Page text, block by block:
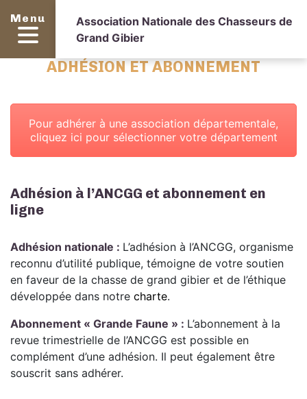
Menu
Association Nationale des Chasseurs de
Grand Gibier
ADHÉSION ET ABONNEMENT
Pour adhérer à une association départementale,
cliquez ici pour sélectionner votre département
Adhésion à l’ANCGG et abonnement en
ligne
Adhésion nationale : L’adhésion à l’ANCGG, organisme
reconnu d’utilité publique, témoigne de votre soutien
en faveur de la chasse de grand gibier et de l’éthique
développée dans notre charte.
Abonnement « Grande Faune » : L’abonnement à la
revue trimestrielle de l’ANCGG est possible en
complément d’une adhésion. Il peut également être
souscrit sans adhérer.